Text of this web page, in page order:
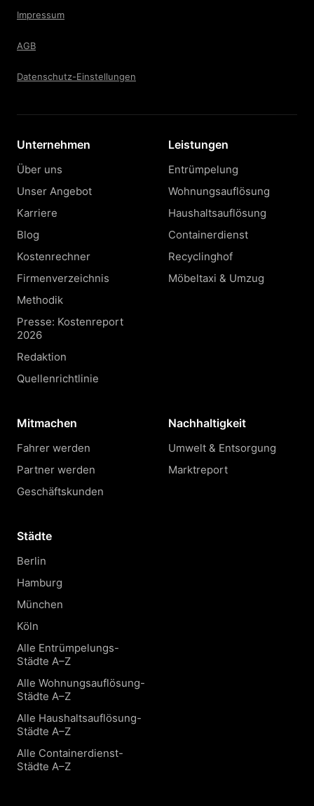
Impressum
AGB
Datenschutz-Einstellungen
Unternehmen
Über uns
Unser Angebot
Karriere
Blog
Kostenrechner
Firmenverzeichnis
Methodik
Presse: Kostenreport
2026
Redaktion
Quellenrichtlinie
Leistungen
Entrümpelung
Wohnungsauflösung
Haushaltsauflösung
Containerdienst
Recyclinghof
Möbeltaxi & Umzug
Mitmachen
Fahrer werden
Partner werden
Geschäftskunden
Nachhaltigkeit
Umwelt & Entsorgung
Marktreport
Städte
Berlin
Hamburg
München
Köln
Alle Entrümpelungs-
Städte A–Z
Alle Wohnungsauflösung-
Städte A–Z
Alle Haushaltsauflösung-
Städte A–Z
Alle Containerdienst-
Städte A–Z